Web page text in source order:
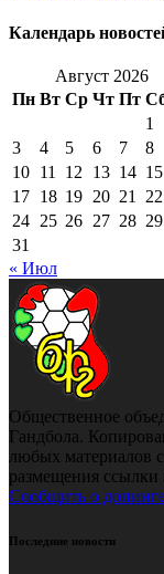
Календарь
Август 2026
Пн Вт Ср Чт Пт
1
3
4 5 6 7 8
10 11 12 13 14 15
17 18 19 20 21 22
24 25 26 27 28 29
31
« Июл
Общественное
Гандбола.
любых материалов
размещения ссылки
Сообщить о
Последние новости